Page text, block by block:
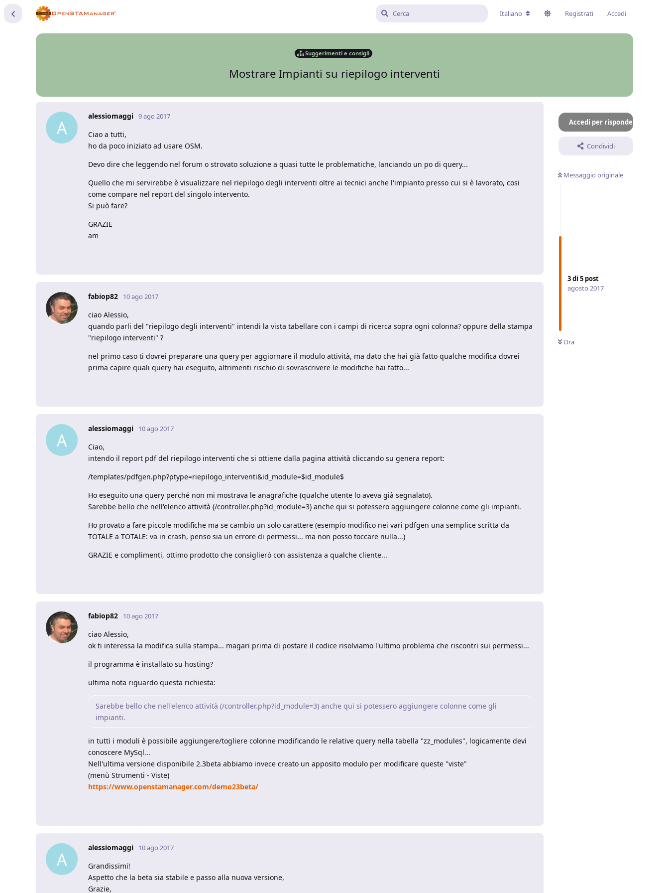
Italiano Registrati Accedi
Suggerimenti e consigli
Mostrare Impianti su riepilogo interventi
Accedi per rispondere
Condividi
Messaggio originale
3di 5 post
agosto 2017
Ora
A
alessiomaggi 9 ago 2017
Ciao a tutti,
ho da poco iniziato ad usare OSM.
Devo dire che leggendo nel forum o strovato soluzione a quasi tutte le problematiche, lanciando un po di query...
Quello che mi servirebbe è visualizzare nel riepilogo degli interventi oltre ai tecnici anche l'impianto presso cui si è lavorato, cosi
come compare nel report del singolo intervento.
Si può fare?
GRAZIE
am
fabiop82 10 ago 2017
ciao Alessio,
quando parli del "riepilogo degli interventi" intendi la vista tabellare con i campi di ricerca sopra ogni colonna? oppure della stampa
"riepilogo interventi" ?
nel primo caso ti dovrei preparare una query per aggiornare il modulo attività, ma dato che hai già fatto qualche modifica dovrei
prima capire quali query hai eseguito, altrimenti rischio di sovrascrivere le modifiche hai fatto...
A
alessiomaggi 10 ago 2017
Ciao,
intendo il report pdf del riepilogo interventi che si ottiene dalla pagina attività cliccando su genera report:
/templates/pdfgen.php?ptype=riepilogo_interventi&id_module=$id_module$
Ho eseguito una query perché non mi mostrava le anagrafiche (qualche utente lo aveva già segnalato).
Sarebbe bello che nell'elenco attività (/controller.php?id_module=3) anche qui si potessero aggiungere colonne come gli impianti.
Ho provato a fare piccole modifiche ma se cambio un solo carattere (esempio modifico nei vari pdfgen una semplice scritta da
TOTALE a TOTALE: va in crash, penso sia un errore di permessi... ma non posso toccare nulla...)
GRAZIE e complimenti, ottimo prodotto che consiglierò con assistenza a qualche cliente...
fabiop82 10 ago 2017
ciao Alessio,
ok ti interessa la modifica sulla stampa... magari prima di postare il codice risolviamo l'ultimo problema che riscontri sui permessi...
il programma è installato su hosting?
ultima nota riguardo questa richiesta:
Sarebbe bello che nell'elenco attività (/controller.php?id_module=3) anche qui si potessero aggiungere colonne come gli
impianti.
in tutti i moduli è possibile aggiungere/togliere colonne modificando le relative query nella tabella "zz_modules", logicamente devi
conoscere MySql...
Nell'ultima versione disponibile 2.3beta abbiamo invece creato un apposito modulo per modificare queste "viste"
(menù Strumenti - Viste)
https://www.openstamanager.com/demo23beta/
A
alessiomaggi 10 ago 2017
Grandissimi!
Aspetto che la beta sia stabile e passo alla nuova versione,
Grazie,